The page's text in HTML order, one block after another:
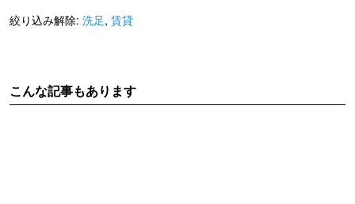
絞り込み解除: 洗足, 賃貸
こんな記事もあります